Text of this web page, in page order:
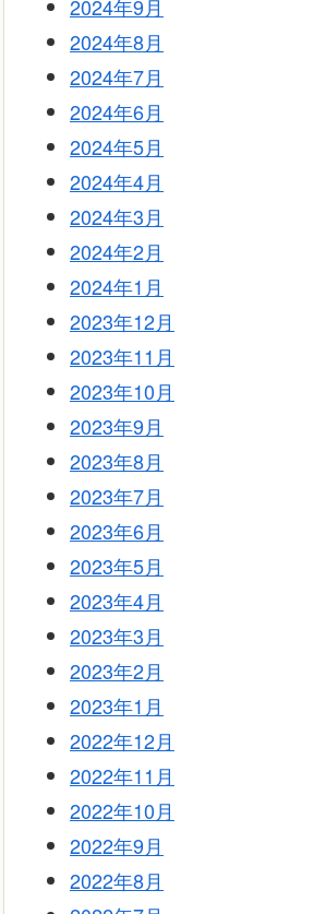
2024年9月
2024年8月
2024年7月
2024年6月
2024年5月
2024年4月
2024年3月
2024年2月
2024年1月
2023年12月
2023年11月
2023年10月
2023年9月
2023年8月
2023年7月
2023年6月
2023年5月
2023年4月
2023年3月
2023年2月
2023年1月
2022年12月
2022年11月
2022年10月
2022年9月
2022年8月